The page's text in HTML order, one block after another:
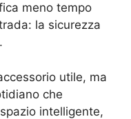
meno tempo
la sicurezza
utile, ma
che
intelligente,